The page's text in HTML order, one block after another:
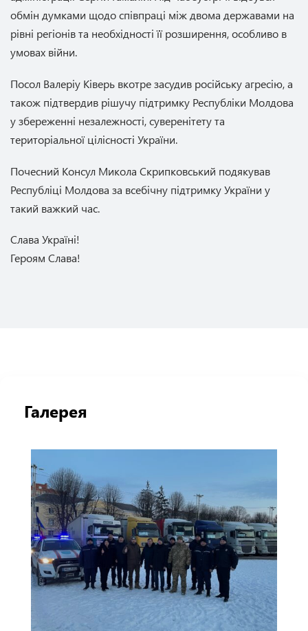
обмін думками щодо співпраці між двома державами на
рівні регіонів та необхідності її розширення, особливо в
умовах війни.
Посол Валеріу Ківерь вкотре засудив російську агресію, а
також підтвердив рішучу підтримку Республіки Молдова
у збереженні незалежності, суверенітету та
територіальної цілісності України.
Почесний Консул Микола Скрипковський подякував
Республіці Молдова за всебічну підтримку України у
такий важкий час.
Слава Україні!
Героям Слава!
Галерея